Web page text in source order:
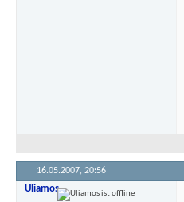
16.05.2007, 20:56
Uliamos